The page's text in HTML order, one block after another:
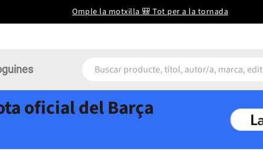
Omple la motxilla 🎒 Tot per a la tornada
oficial del Barça